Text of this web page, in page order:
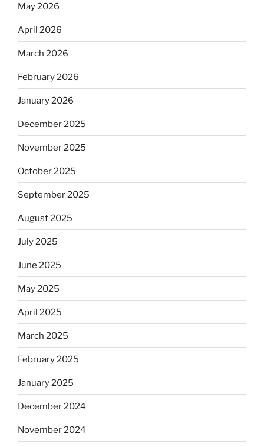
May 2026
April 2026
March 2026
February 2026
January 2026
December 2025
November 2025
October 2025
September 2025
August 2025
July 2025
June 2025
May 2025
April 2025
March 2025
February 2025
January 2025
December 2024
November 2024